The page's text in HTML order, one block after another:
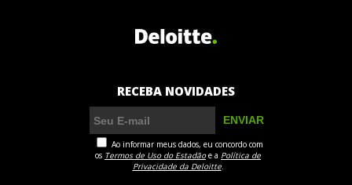
RECEBA NOVIDADES
Ao informar meus dados, eu concordo com
os Termos de Uso do Estadãoe a Política de
Privacidade da Deloitte.